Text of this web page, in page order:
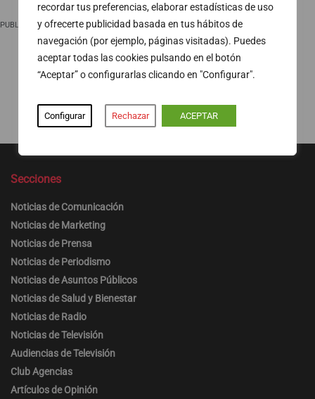
recordar tus preferencias, elaborar estadísticas de uso
y ofrecerte publicidad basada en tus hábitos de
navegación (por ejemplo, páginas visitadas). Puedes
aceptar todas las cookies pulsando en el botón
“Aceptar” o configurarlas clicando en "Configurar".
Configurar Rechazar ACEPTAR
PUBLICIDAD
Secciones
Noticias de Comunicación
Noticias de Marketing
Noticias de Prensa
Noticias de Periodismo
Noticias de Asuntos Públicos
Noticias de Salud y Bienestar
Noticias de Radio
Noticias de Televisión
Audiencias de Televisión
Club Agencias
Artículos de Opinión